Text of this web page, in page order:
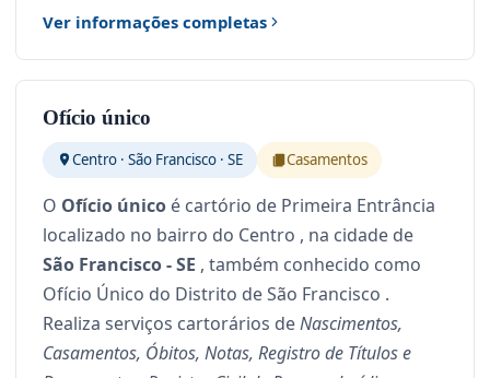
Ver informações completas
Ofício único
Centro · São Francisco · SE Casamentos
O Ofício único é cartório de Primeira Entrância
localizado no bairro do Centro , na cidade de
São Francisco - SE , também conhecido como
Ofício Único do Distrito de São Francisco .
Realiza serviços cartorários deNascimentos,
Casamentos, Óbitos, Notas, Registro de Títulos e